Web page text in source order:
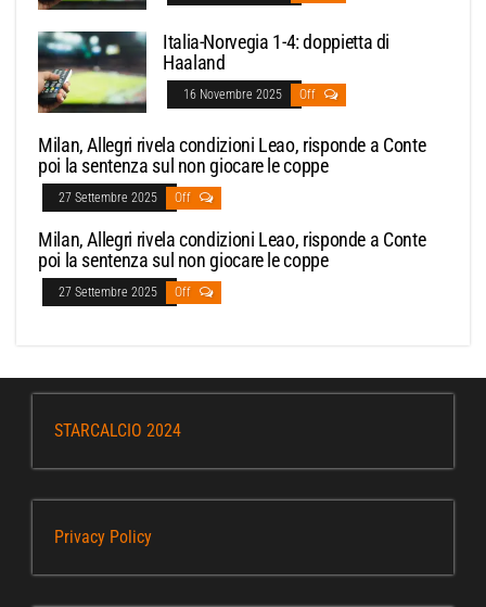
Italia-Norvegia 1-4: doppietta di
Haaland
16 Novembre 2025 Off
Milan, Allegri rivela condizioni Leao, risponde a Conte
poi la sentenza sul non giocare le coppe
27 Settembre 2025 Off
Milan, Allegri rivela condizioni Leao, risponde a Conte
poi la sentenza sul non giocare le coppe
27 Settembre 2025 Off
STARCALCIO 2024
Privacy Policy